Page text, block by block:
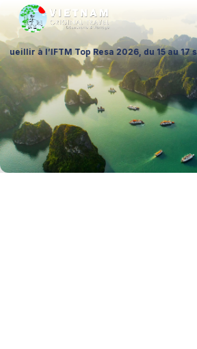
Top Resa 2026, du 15 au 17